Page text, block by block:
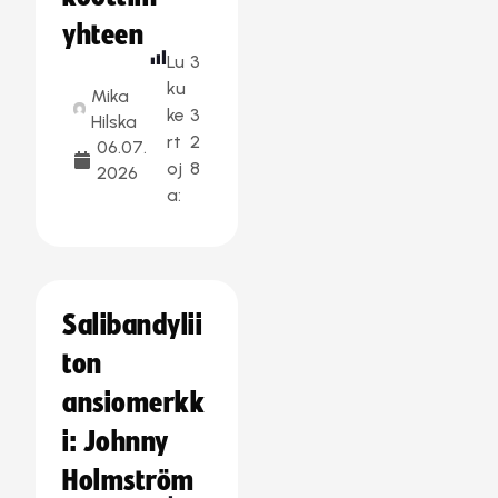
yhteen
Mika
Hilska
06.07.
2026
Lu
ku
ke
rt
oj
a:
3
3
2
8
Salibandylii
ton
ansiomerkk
i: Johnny
Holmström